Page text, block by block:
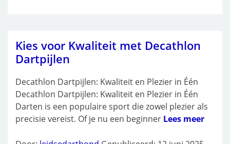
Kies voor Kwaliteit met Decathlon
Dartpijlen
Decathlon Dartpijlen: Kwaliteit en Plezier in Één
Decathlon Dartpijlen: Kwaliteit en Plezier in Één
Darten is een populaire sport die zowel plezier als
precisie vereist. Of je nu een beginner Lees meer